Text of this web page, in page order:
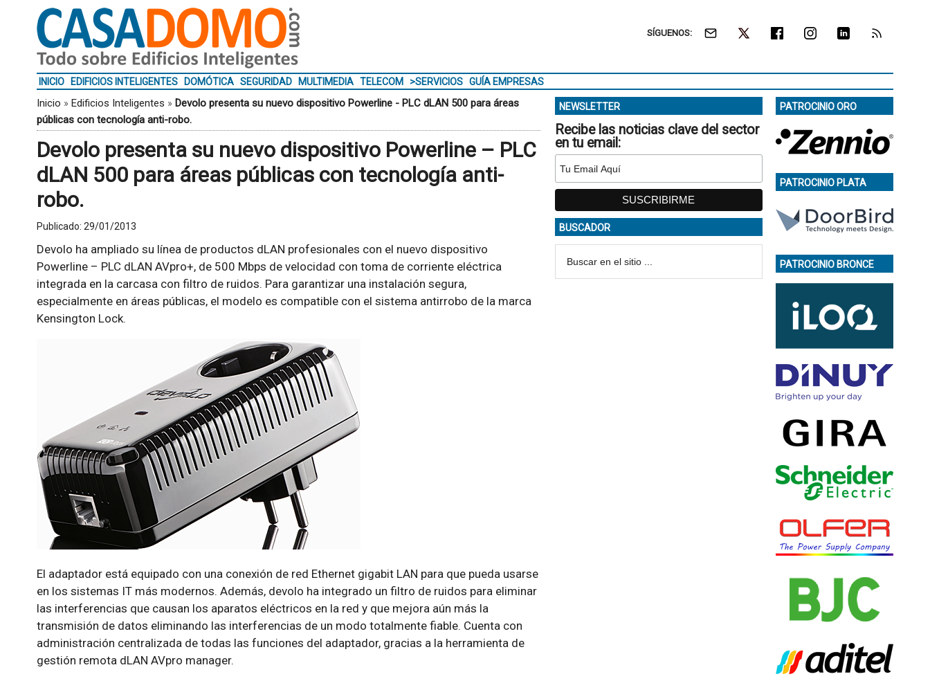
SÍGUENOS:
INICIO EDIFICIOS INTELIGENTES DOMÓTICA SEGURIDAD MULTIMEDIA TELECOM >SERVICIOS GUÍA EMPRESAS
Inicio » Edificios Inteligentes » Devolo presenta su nuevo dispositivo Powerline - PLC dLAN 500 para áreas
públicas con tecnología anti-robo.
Devolo presenta su nuevo dispositivo Powerline – PLC
dLAN 500 para áreas públicas con tecnología anti-
robo.
Publicado: 29/01/2013
Devolo ha ampliado su línea de productos dLAN profesionales con el nuevo dispositivo
Powerline – PLC dLAN AVpro+, de 500 Mbps de velocidad con toma de corriente eléctrica
integrada en la carcasa con filtro de ruidos. Para garantizar una instalación segura,
especialmente en áreas públicas, el modelo es compatible con el sistema antirrobo de la marca
Kensington Lock.
El adaptador está equipado con una conexión de red Ethernet gigabit LAN para que pueda usarse
en los sistemas IT más modernos. Además, devolo ha integrado un filtro de ruidos para eliminar
las interferencias que causan los aparatos eléctricos en la red y que mejora aún más la
transmisión de datos eliminando las interferencias de un modo totalmente fiable. Cuenta con
administración centralizada de todas las funciones del adaptador, gracias a la herramienta de
gestión remota dLAN AVpro manager.
NEWSLETTER
Recibe las noticias clave del sector
en tu email:
BUSCADOR
PATROCINIO ORO
PATROCINIO PLATA
PATROCINIO BRONCE